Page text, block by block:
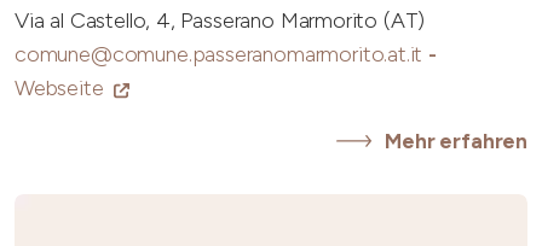
Via al Castello, 4, Passerano Marmorito (AT)
comune@comune.passeranomarmorito.at.it -
Webseite
Mehr erfahren